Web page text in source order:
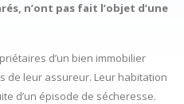
n’ont pas fait l’objet d’une
d’un bien immobilier
de leur assureur. Leur habitation
d’un épisode de sécheresse.